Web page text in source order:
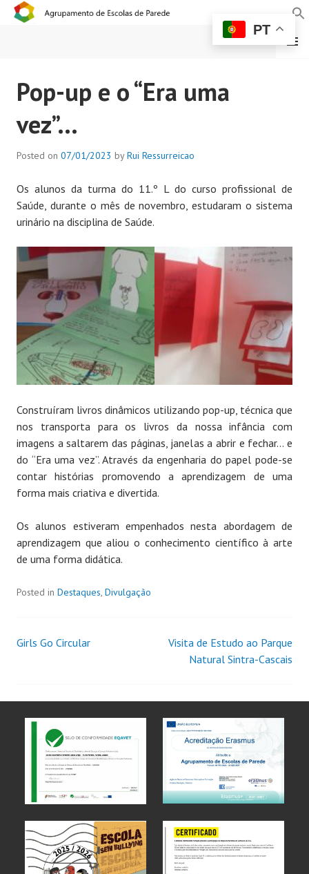
AGRUPAMENTO DE
ESCOLAS DE PAREDE
MENU
Pop-up e o “Era uma
vez”…
Posted on 07/01/2023 byRui Ressurreicao
Os alunos da turma do 11.º L do curso profissional de
Saúde, durante o mês de novembro, estudaram o sistema
urinário na disciplina de Saúde.
Construíram livros dinâmicos utilizando pop-up, técnica que
nos transporta para os livros da nossa infância com
imagens a saltarem das páginas, janelas a abrir e fechar… e
do “Era uma vez”. Através da engenharia do papel pode-se
contar histórias promovendo a aprendizagem de uma
forma mais criativa e divertida.
Os alunos estiveram empenhados nesta abordagem de
aprendizagem que aliou o conhecimento científico à arte
de uma forma didática.
Posted in Destaques, Divulgação
Girls Go Circular
Visita de Estudo ao Parque
Natural Sintra-Cascais
PT